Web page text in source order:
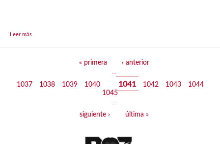
Leer más
« primera ‹ anterior
1037 1038 1039 1040 1041 1042 1043
1044
1045
siguiente › última »